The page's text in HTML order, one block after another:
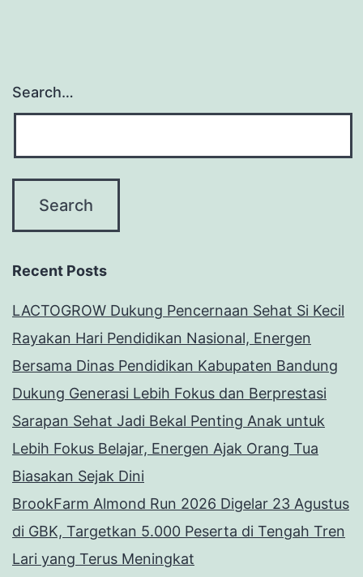
Search…
Recent Posts
LACTOGROW Dukung Pencernaan Sehat Si Kecil
Rayakan Hari Pendidikan Nasional, Energen
Bersama Dinas Pendidikan Kabupaten Bandung
Dukung Generasi Lebih Fokus dan Berprestasi
Sarapan Sehat Jadi Bekal Penting Anak untuk
Lebih Fokus Belajar, Energen Ajak Orang Tua
Biasakan Sejak Dini
BrookFarm Almond Run 2026 Digelar 23 Agustus
di GBK, Targetkan 5.000 Peserta di Tengah Tren
Lari yang Terus Meningkat